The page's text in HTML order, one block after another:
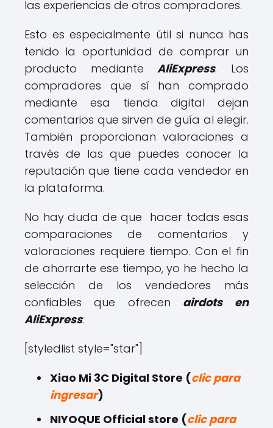
las experiencias de otros compradores.
Esto es especialmente útil si nunca has
tenido la oportunidad de comprar un
producto medianteAliExpress. Los
compradores que sí han comprado
mediante esa tienda digital dejan
comentarios que sirven de guía al elegir.
También proporcionan valoraciones a
través de las que puedes conocer la
reputación que tiene cada vendedor en
la plataforma.
No hay duda de que hacer todas esas
comparaciones de comentarios y
valoraciones requiere tiempo. Con el fin
de ahorrarte ese tiempo, yo he hecho la
selección de los vendedores más
confiables que ofrecen airdots
en
AliExpress:
[styledlist style="star"]
Xiao Mi 3C Digital Store (clic para
ingresar)
NIYOQUE Official store (clic para